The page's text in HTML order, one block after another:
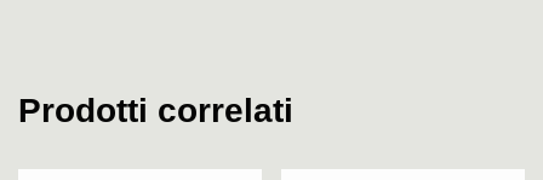
Prodotti correlati